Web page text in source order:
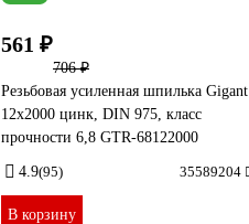
561 ₽
706 ₽
Резьбовая усиленная шпилька Gigant
12x2000 цинк, DIN 975, класс
прочности 6,8 GTR-68122000
4.9(95) 35589204
В корзину